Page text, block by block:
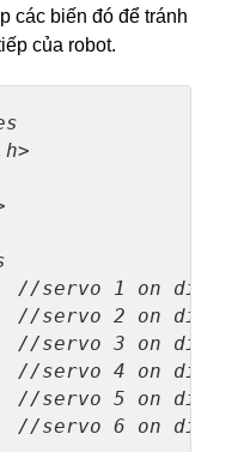
các biến đó để tránh
của robot.
//servo 1 on
//servo 2 on
//servo 3 on
//servo 4 on
//servo 5 on
//servo 6 on